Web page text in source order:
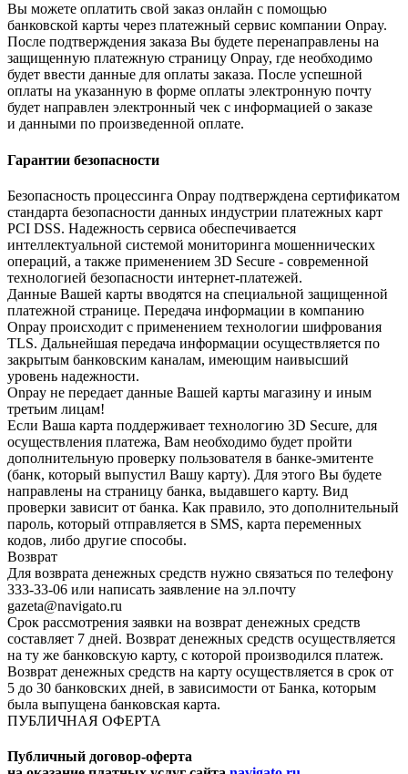
Вы можете оплатить свой заказ онлайн с помощью
банковской карты через платежный сервис компании Onpay.
После подтверждения заказа Вы будете перенаправлены на
защищенную платежную страницу Onpay, где необходимо
будет ввести данные для оплаты заказа. После успешной
оплаты на указанную в форме оплаты электронную почту
будет направлен электронный чек с информацией о заказе
и данными по произведенной оплате.
Гарантии безопасности
Безопасность процессинга Onpay подтверждена сертификатом
стандарта безопасности данных индустрии платежных карт
PCI DSS. Надежность сервиса обеспечивается
интеллектуальной системой мониторинга мошеннических
операций, а также применением 3D Secure - современной
технологией безопасности интернет-платежей.
Данные Вашей карты вводятся на специальной защищенной
платежной странице. Передача информации в компанию
Onpay происходит с применением технологии шифрования
TLS. Дальнейшая передача информации осуществляется по
закрытым банковским каналам, имеющим наивысший
уровень надежности.
Onpay не передает данные Вашей карты магазину и иным
третьим лицам!
Если Ваша карта поддерживает технологию 3D Secure, для
осуществления платежа, Вам необходимо будет пройти
дополнительную проверку пользователя в банке-эмитенте
(банк, который выпустил Вашу карту). Для этого Вы будете
направлены на страницу банка, выдавшего карту. Вид
проверки зависит от банка. Как правило, это дополнительный
пароль, который отправляется в SMS, карта переменных
кодов, либо другие способы.
Возврат
Для возврата денежных средств нужно связаться по телефону
333-33-06 или написать заявление на эл.почту
gazeta@navigato.ru
Срок рассмотрения заявки на возврат денежных средств
составляет 7 дней. Возврат денежных средств осуществляется
на ту же банковскую карту, с которой производился платеж.
Возврат денежных средств на карту осуществляется в срок от
5 до 30 банковских дней, в зависимости от Банка, которым
была выпущена банковская карта.
ПУБЛИЧНАЯ ОФЕРТА
Публичный договор-оферта